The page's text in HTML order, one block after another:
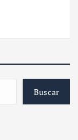
Buscar